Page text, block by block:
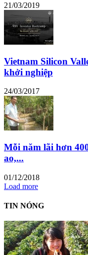
21/03/2019
Vietnam Silicon
khởi nghiệp
24/03/2017
Mỗi năm lãi hơn
ao,...
01/12/2018
Load more
TIN NÓNG